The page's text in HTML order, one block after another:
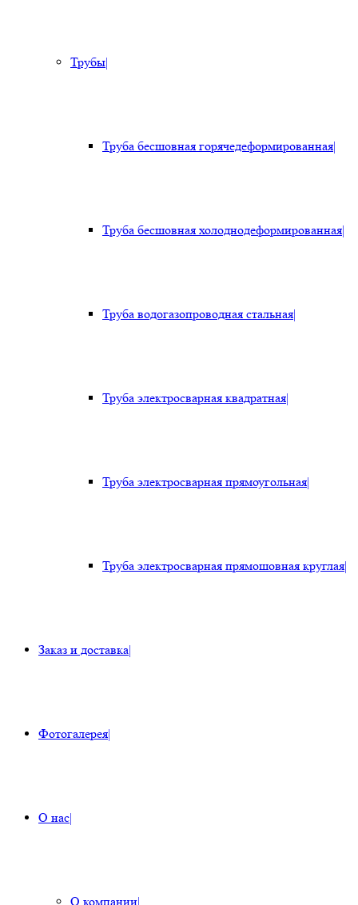
Трубы|
Труба бесшовная горячедеформированная|
Труба бесшовная холоднодеформированная|
Труба водогазопроводная стальная|
Труба электросварная квадратная|
Труба электросварная прямоугольная|
Труба электросварная прямошовная круглая|
Заказ и доставка|
Фотогалерея|
О нас|
О компании|